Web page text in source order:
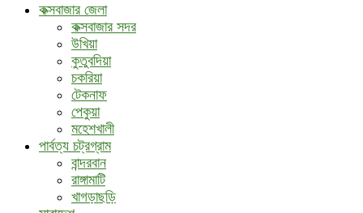
কক্সবাজার জেলা
কক্সবাজার সদর
উখিয়া
কুতুবদিয়া
চকরিয়া
টেকনাফ
পেকুয়া
মহেশখালী
পার্বত্য চট্রগ্রাম
বান্দরবান
রাঙ্গামাটি
খাগড়াছড়ি